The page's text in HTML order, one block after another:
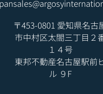
〒453-0801 愛知県名古
市中村区太閤三丁目２
１４号
東邦不動産名古屋駅前
ル ９F